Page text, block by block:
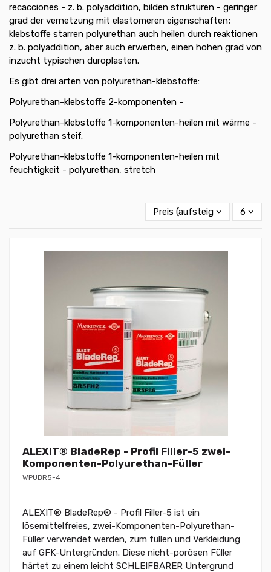
recacciones - z. b. polyaddition, bilden strukturen - geringer
grad der vernetzung mit elastomeren eigenschaften;
klebstoffe starren polyurethan auch heilen durch reaktionen
z. b. polyaddition, aber auch erwerben, einen hohen grad von
inzucht typischen duroplasten.
Es gibt drei arten von polyurethan-klebstoffe:
Polyurethan-klebstoffe 2-komponenten -
Polyurethan-klebstoffe 1-komponenten-heilen mit wärme -
polyurethan steif.
Polyurethan-klebstoffe 1-komponenten-heilen mit
feuchtigkeit - polyurethan, stretch
Preis (aufsteigend) 6
ALEXIT® BladeRep - Profil Filler-5 zwei-
Komponenten-Polyurethan-Füller
WPUBR5-4
ALEXIT® BladeRep® - Profil Filler-5 ist ein
lösemittelfreies, zwei-Komponenten-Polyurethan-
Füller verwendet werden, zum füllen und Verkleidung
auf GFK-Untergründen. Diese nicht-porösen Füller
härtet zu einem leicht SCHLEIFBARER Untergrund